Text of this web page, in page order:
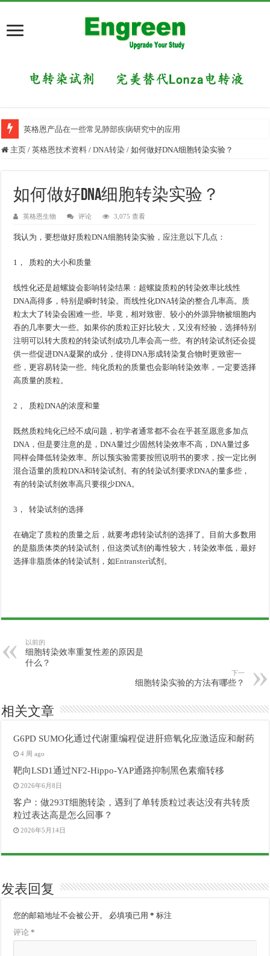
英格恩产品在一些常见肺部疾病研究中的应用
主页 / 英格恩技术资料 / DNA转染 / 如何做好DNA细胞转染实验？
如何做好DNA细胞转染实验？
英格恩生物 评论 3,075 查看
我认为，要想做好质粒DNA细胞转染实验，应注意以下几点：
1， 质粒的大小和质量
线性化还是超螺旋会影响转染结果：超螺旋质粒的转染效率比线性
DNA高得多，特别是瞬时转染。而线性化DNA转染的整合几率高。质
粒太大了转染会困难一些。毕竟，相对致密、较小的外源异物被细胞内
吞的几率要大一些。如果你的质粒正好比较大，又没有经验，选择特别
注明可以转大质粒的转染试剂成功几率会高一些。有的转染试剂还会提
供一些促进DNA凝聚的成分，使得DNA形成转染复合物时更致密一
些，更容易转染一些。纯化质粒的质量也会影响转染效率，一定要选择
高质量的质粒。
2， 质粒DNA的浓度和量
既然质粒纯化已经不成问题，初学者通常都不会在乎甚至愿意多加点
DNA，但是要注意的是，DNA量过少固然转染效率不高，DNA量过多
同样会降低转染效率。所以预实验需要按照说明书的要求，按一定比例
混合适量的质粒DNA和转染试剂。有的转染试剂要求DNA的量多些，
有的转染试剂效率高只要很少DNA。
3， 转染试剂的选择
在确定了质粒的质量之后，就要考虑转染试剂的选择了。目前大多数用
的是脂质体类的转染试剂，但这类试剂的毒性较大，转染效率低，最好
选择非脂质体的转染试剂，如Entranster试剂。
以前的
细胞转染效率重复性差的原因是
什么？
下一
细胞转染实验的方法有哪些？
相关文章
G6PD SUMO化通过代谢重编程促进肝癌氧化应激适应和耐药
4 周 ago
靶向LSD1通过NF2-Hippo-YAP通路抑制黑色素瘤转移
2026年6月8日
客户：做293T细胞转染，遇到了单转质粒过表达没有共转质
粒过表达高是怎么回事？
2026年5月14日
发表回复
您的邮箱地址不会被公开。 必填项已用* 标注
评论*